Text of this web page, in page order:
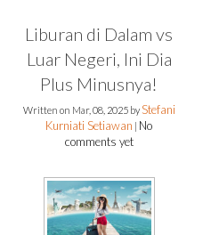
Liburan di Dalam vs
Luar Negeri, Ini Dia
Plus Minusnya!
Written on Mar, 08, 2025 byStefani
Kurniati Setiawan No
comments yet